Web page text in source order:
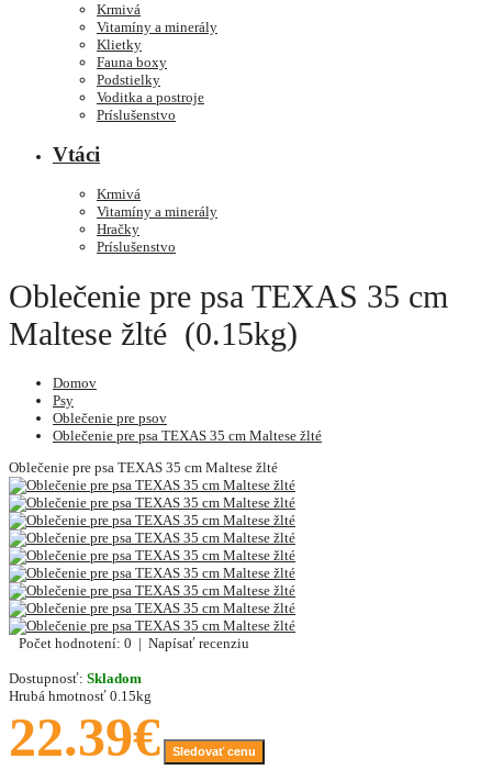
Krmivá
Vitamíny a minerály
Klietky
Fauna boxy
Podstielky
Voditka a postroje
Príslušenstvo
Vtáci
Krmivá
Vitamíny a minerály
Hračky
Príslušenstvo
Oblečenie pre psa TEXAS 35 cm
Maltese žlté (0.15kg)
Domov
Psy
Oblečenie pre psov
Oblečenie pre psa TEXAS 35 cm Maltese žlté
Oblečenie pre psa TEXAS 35 cm Maltese žlté
Počet hodnotení: 0 | Napísať recenziu
Dostupnosť: Skladom
Hrubá hmotnosť 0.15kg
22.39€
Sledovať cenu